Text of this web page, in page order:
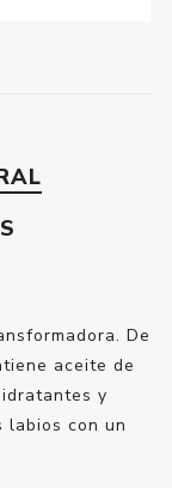
De
aceite de
y
labios con un